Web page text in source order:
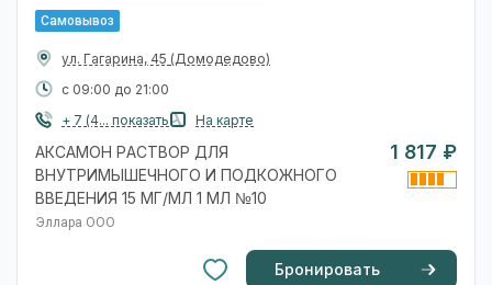
Самовывоз
ул. Гагарина, 45 (Домодедово)
с 09:00 до 21:00
+ 7 (4... показать
На карте
АКСАМОН РАСТВОР ДЛЯ
ВНУТРИМЫШЕЧНОГО И ПОДКОЖНОГО
ВВЕДЕНИЯ 15 МГ/МЛ 1 МЛ №10
Эллара ООО
1 817 ₽
Бронировать